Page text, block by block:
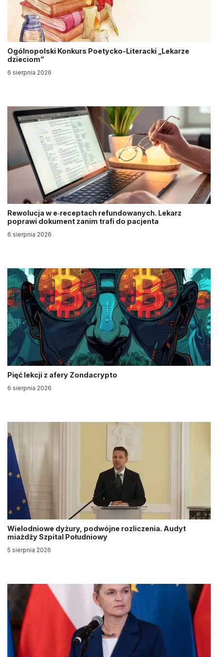
Ogólnopolski Konkurs Poetycko-Literacki „Lekarze
dzieciom”
6 sierpnia 2026
Rewolucja w e‑receptach refundowanych. Lekarz
poprawi dokument zanim trafi do pacjenta
6 sierpnia 2026
Pięć lekcji z afery Zondacrypto
6 sierpnia 2026
Wielodniowe dyżury, podwójne rozliczenia. Audyt
miażdży Szpital Południowy
5 sierpnia 2026